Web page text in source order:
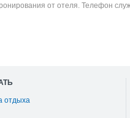
от отеля. Телефон
отдыха